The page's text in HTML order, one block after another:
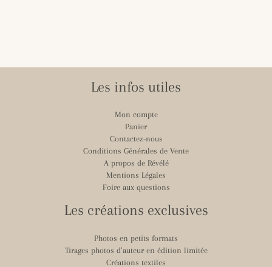
Les infos utiles
Mon compte
Panier
Contactez-nous
Conditions Générales de Vente
A propos de Révélé
Mentions Légales
Foire aux questions
Les créations exclusives
Photos en petits formats
Tirages photos d’auteur en édition limitée
Créations textiles